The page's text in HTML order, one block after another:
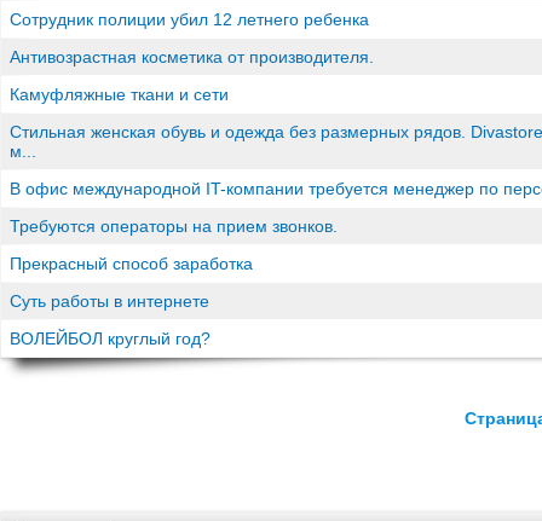
Сотрудник полиции убил 12 летнего ребенка
Антивозрастная косметика от производителя.
Камуфляжные ткани и сети
Стильная женская обувь и одежда без размерных рядов.
м...
В офис международной IT-компании требуется менеджер по
Требуются операторы на прием звонков.
Прекрасный способ заработка
Суть работы в интернете
ВОЛЕЙБОЛ круглый год?